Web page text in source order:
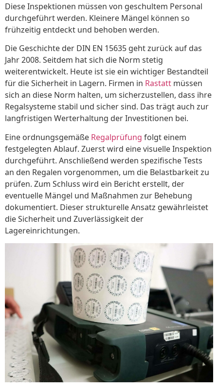
Diese Inspektionen müssen von geschultem Personal
durchgeführt werden. Kleinere Mängel können so
frühzeitig entdeckt und behoben werden.
Die Geschichte der DIN EN 15635 geht zurück auf das
Jahr 2008. Seitdem hat sich die Norm stetig
weiterentwickelt. Heute ist sie ein wichtiger Bestandteil
für die Sicherheit in Lagern. Firmen in Rastatt müssen
sich an diese Norm halten, um sicherzustellen, dass ihre
Regalsysteme stabil und sicher sind. Das trägt auch zur
langfristigen Werterhaltung der Investitionen bei.
Eine ordnungsgemäße Regalprüfung folgt einem
festgelegten Ablauf. Zuerst wird eine visuelle Inspektion
durchgeführt. Anschließend werden spezifische Tests
an den Regalen vorgenommen, um die Belastbarkeit zu
prüfen. Zum Schluss wird ein Bericht erstellt, der
eventuelle Mängel und Maßnahmen zur Behebung
dokumentiert. Dieser strukturelle Ansatz gewährleistet
die Sicherheit und Zuverlässigkeit der
Lagereinrichtungen.